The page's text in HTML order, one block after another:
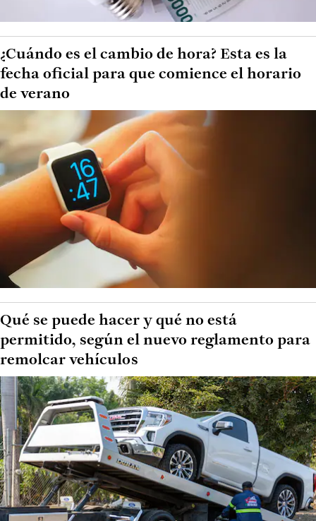
¿Cuándo es el cambio de hora? Esta es la
fecha oficial para que comience el horario
de verano
Qué se puede hacer y qué no está
permitido, según el nuevo reglamento para
remolcar vehículos